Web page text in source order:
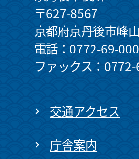
〒627-8567
京都府京丹後市峰
電話：0772-69-
ファックス：
交通アクセス
庁舎案内